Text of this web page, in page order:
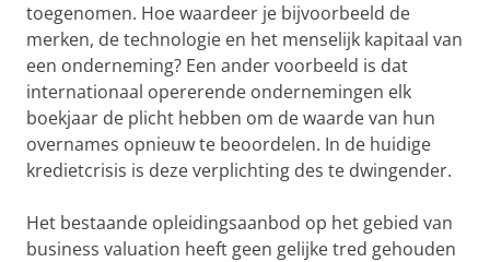
toegenomen. Hoe waardeer je bijvoorbeeld de
merken, de technologie en het menselijk kapitaal van
een onderneming? Een ander voorbeeld is dat
internationaal opererende ondernemingen elk
boekjaar de plicht hebben om de waarde van hun
overnames opnieuw te beoordelen. In de huidige
kredietcrisis is deze verplichting des te dwingender.
Het bestaande opleidingsaanbod op het gebied van
business valuation heeft geen gelijke tred gehouden